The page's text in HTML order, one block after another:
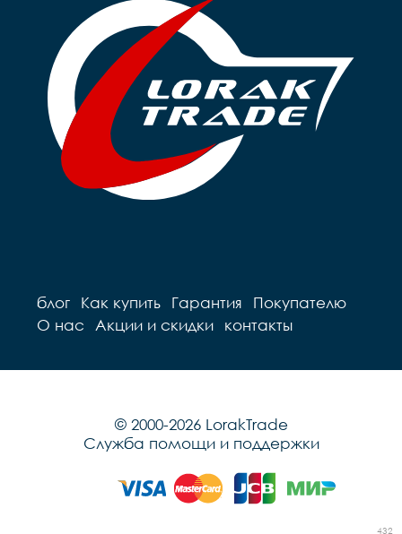
блог Как купить Гарантия
Покупателю
О нас
Акции и скидки контакты
© 2000-2026 LorakTrade
Служба помощи и поддержки
432